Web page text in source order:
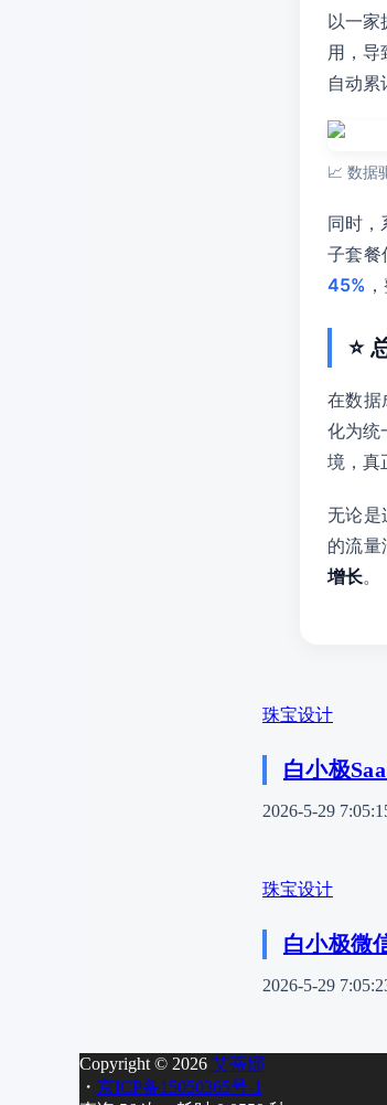
以一家
用，导
自动累
📈 数据
同时，
子套餐
45%
⭐
在数据
化为统
境，真
无论是
的流
增长。
珠宝设计
白小极
2026-5-29
珠宝设计
白小极微
2026-5-29
Copyright © 2026 艾蒂娜
・ 京ICP备15050365号-1